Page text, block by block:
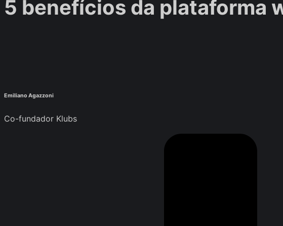
5 benefícios da plataforma
Emiliano Agazzoni
Co-fundador Klubs